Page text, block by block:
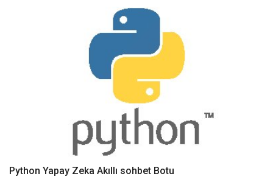
Python Yapay Zeka Akıllı sohbet Botu